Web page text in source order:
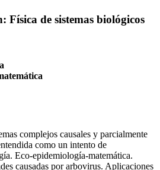
Física de sistemas biológicos
complejos causales y parcialmente
como un intento de
Eco-epidemiología-matemática.
causadas por arbovirus. Aplicaciones